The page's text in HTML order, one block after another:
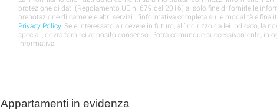
Appartamenti in evidenza